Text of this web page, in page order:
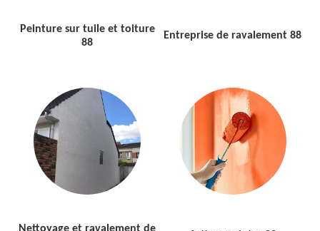
Peinture sur tuile et toiture
88
Entreprise de ravalement 88
Nettoyage et ravalement de